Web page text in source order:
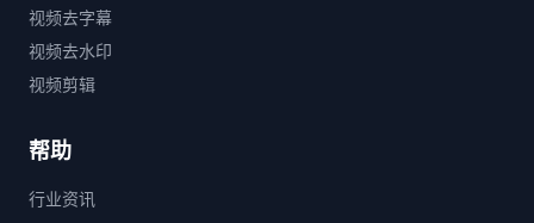
视频去字幕
视频去水印
视频剪辑
帮助
行业资讯